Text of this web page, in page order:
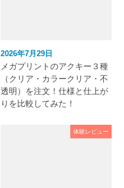
2026年7月29日
メガプリントのアクキー３種
（クリア・カラークリア・不
透明）を注文！仕様と仕上が
りを比較してみた！
体験レビュー